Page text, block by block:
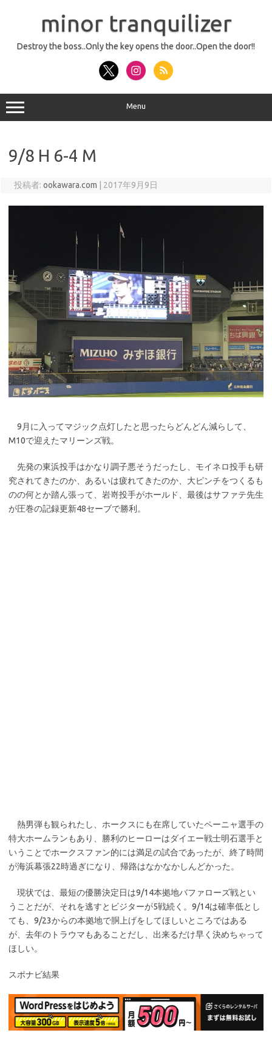
minor tranquilizer
Destroy the boss..Only the key opens the door..Open the door!!
Menu
9/8 H 6-4 M
投稿者: ookawara.com 2017年9月9日
9月に入ってマジック点灯したと思ったらどんどん減らして、
M10で迎えたマリーンズ戦。
先発の東浜投手はかなり調子悪そうだったし、モイネロ投手も研
究されてきたのか、あるいは疲れてきたのか、大ピンチをつくるも
のの何とか踏ん張って、岩嵜投手がホールド、最後はサファテ先生
が圧巻の記録更新48セーブで勝利。
熱男弾も観られたし、ホークスにも在席していたペーニャ選手の
特大ホームランもあり、勝利のヒーローはダイエー戦士明石選手と
いうことでホークスファン的には満足の試合であったが、終了時間
が海浜幕張22時過ぎになり、帰路はなかなかしんどかった。
現状では、最短の優勝決定日は9/14本拠地バファローズ戦とい
うことだが、それを逃すとビジターが5戦続く。9/14は確率低とし
ても、9/23からの本拠地で胴上げをしてほしいところではある
が、去年のトラウマもあることだし、出来るだけ早く決めちゃって
ほしい。
スポナビ結果